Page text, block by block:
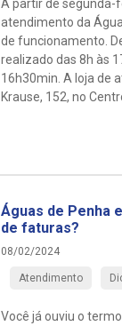
A partir de segunda-
atendimento da
de funcionamento.
realizado das 8h às
16h30min. A loja de
Krause, 152, no
Águas de Penha
de faturas?
08/02/2024
Atendimento
Você já ouviu o